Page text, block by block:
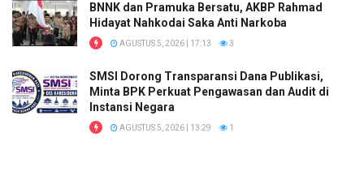
BNNK dan Pramuka Bersatu, AKBP Rahmad
Hidayat Nahkodai Saka Anti Narkoba
AGUSTUS 5, 2026 | 17:13 3
SMSI Dorong Transparansi Dana Publikasi,
Minta BPK Perkuat Pengawasan dan Audit di
Instansi Negara
AGUSTUS 5, 2026 | 13:29 1